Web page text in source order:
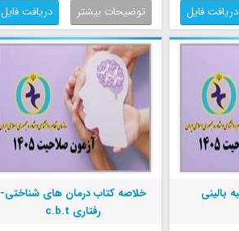
دریافت فایل
توضیحات بیشتر
دریافت فایل
بالینی
خلاصه کتاب درمان های شناختی-
رفتاری c.b.t